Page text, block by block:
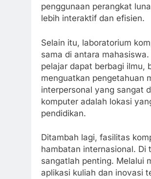
penggunaan perangkat
lebih interaktif dan efisien.
Selain itu, laboratorium
sama di antara mahasiswa.
pelajar dapat berbagi ilmu,
menguatkan pengetahuan
interpersonal yang sangat
komputer adalah lokasi
pendidikan.
Ditambah lagi, fasilitas
hambatan internasional. Di
sangatlah penting. Melalui
aplikasi kuliah dan inovasi